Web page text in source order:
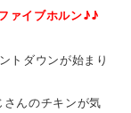
ァイブホルン♪♪
トダウンが始まり
んのチキンが気